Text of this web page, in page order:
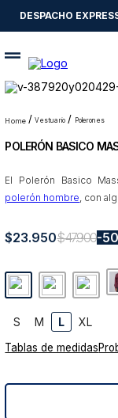
DESPACHO
vestuario polerones
POLERÓN BASICO
El Polerón Basico
polerón hombre, con
$23.950$47.900
S M L XL
Tablas de medidas
1.
sweater
2.
chaquetas
3.
camisas
4.
pantalon
5.
chaqueta cuero
7.
chaqueta
8
blazer
9.
poleron